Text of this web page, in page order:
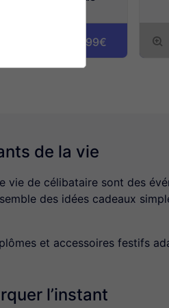
4.99€
de la vie
vie de célibataire sont des
des idées cadeaux
et accessoires festifs
l’instant